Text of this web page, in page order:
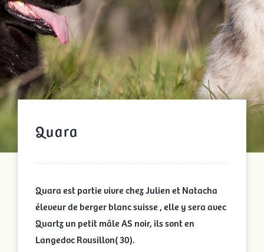
Quara
Quara est partie vivre chez Julien et Natacha
éleveur de berger blanc suisse , elle y sera avec
Quartz un petit mâle AS noir, ils sont en
Langedoc Rousillon( 30).